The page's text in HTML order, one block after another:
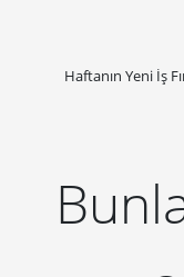
Haftanın Yeni İş